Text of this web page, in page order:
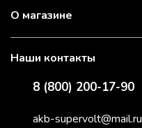
О магазине
Наши контакты
8 (800) 200-17-90
akb-supervolt@mail.ru